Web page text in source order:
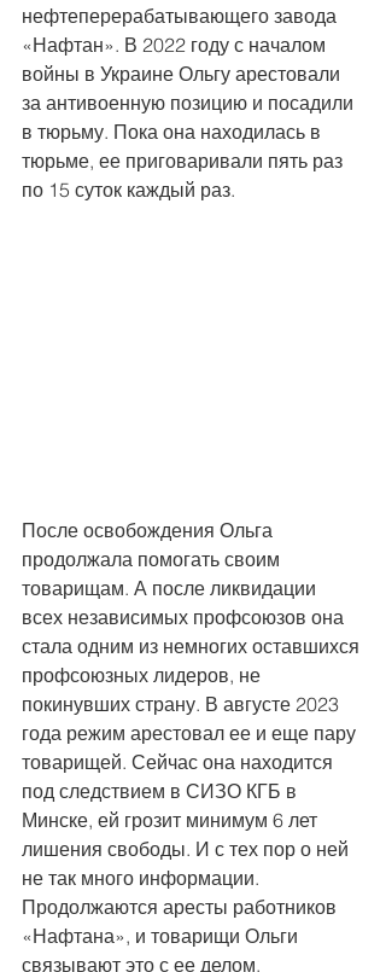
нефтеперерабатывающего завода
«Нафтан». В 2022 году с началом
войны в Украине Ольгу арестовали
за антивоенную позицию и посадили
в тюрьму. Пока она находилась в
тюрьме, ее приговаривали пять раз
по 15 суток каждый раз.
После освобождения Ольга
продолжала помогать своим
товарищам. А после ликвидации
всех независимых профсоюзов она
стала одним из немногих оставшихся
профсоюзных лидеров, не
покинувших страну. В августе 2023
года режим арестовал ее и еще пару
товарищей. Сейчас она находится
под следствием в СИЗО КГБ в
Минске, ей грозит минимум 6 лет
лишения свободы. И с тех пор о ней
не так много информации.
Продолжаются аресты работников
«Нафтана», и товарищи Ольги
связывают это с ее делом.